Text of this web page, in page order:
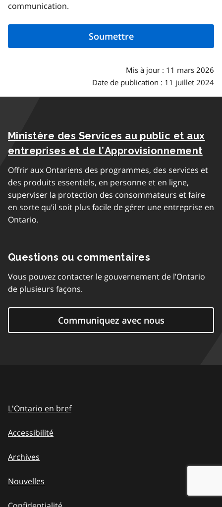
communication.
Mis à jour : 11 mars 2026
Date de publication : 11 juillet 2024
Ministère des Services au public et aux
entreprises et de l’Approvisionnement
Offrir aux Ontariens des programmes, des services et
des produits essentiels, en personne et en ligne,
superviser la protection des consommateurs et faire
en sorte qu’il soit plus facile de gérer une entreprise en
Ontario.
Questions ou commentaires
Vous pouvez contacter le gouvernement de l’Ontario
de plusieurs façons.
Communiquez avec nous
L'Ontario en bref
Accessibilité
Archives
Nouvelles